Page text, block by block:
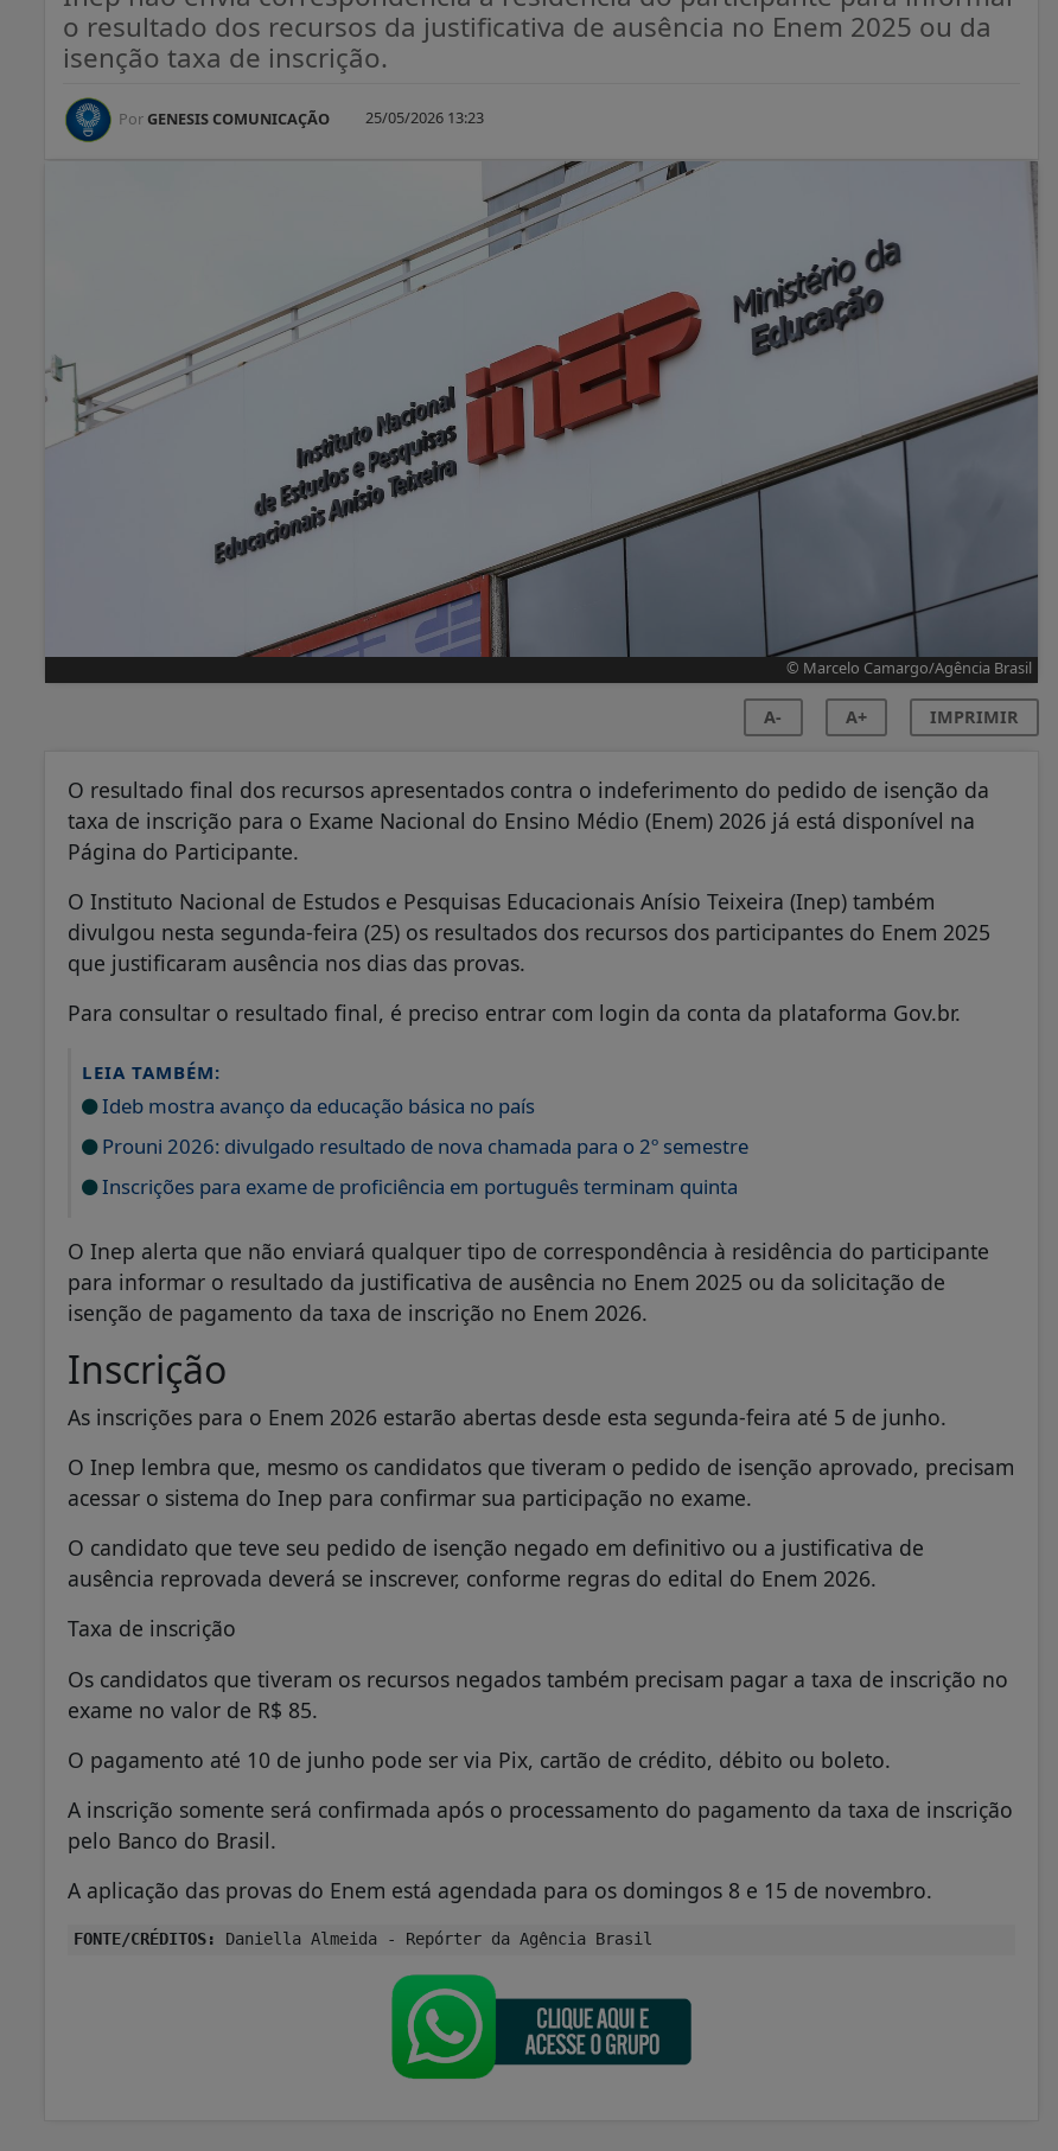
o resultado dos recursos da justificativa de ausência no Enem 2025 ou da
isenção taxa de inscrição.
Por GENESIS COMUNICAÇÃO 25/05/2026 13:23
© Marcelo Camargo/Agência Brasil
A- A+ IMPRIMIR
O resultado final dos recursos apresentados contra o indeferimento do pedido de isenção da
taxa de inscrição para o Exame Nacional do Ensino Médio (Enem) 2026 já está disponível na
Página do Participante.
O Instituto Nacional de Estudos e Pesquisas Educacionais Anísio Teixeira (Inep) também
divulgou nesta segunda-feira (25) os resultados dos recursos dos participantes do Enem 2025
que justificaram ausência nos dias das provas.
Para consultar o resultado final, é preciso entrar com login da conta da plataforma Gov.br.
LEIA TAMBÉM:
Ideb mostra avanço da educação básica no país
Prouni 2026: divulgado resultado de nova chamada para o 2º semestre
Inscrições para exame de proficiência em português terminam quinta
O Inep alerta que não enviará qualquer tipo de correspondência à residência do participante
para informar o resultado da justificativa de ausência no Enem 2025 ou da solicitação de
isenção de pagamento da taxa de inscrição no Enem 2026.
Inscrição
As inscrições para o Enem 2026 estarão abertas desde esta segunda-feira até 5 de junho.
O Inep lembra que, mesmo os candidatos que tiveram o pedido de isenção aprovado, precisam
acessar o sistema do Inep para confirmar sua participação no exame.
O candidato que teve seu pedido de isenção negado em definitivo ou a justificativa de
ausência reprovada deverá se inscrever, conforme regras do edital do Enem 2026.
Taxa de inscrição
Os candidatos que tiveram os recursos negados também precisam pagar a taxa de inscrição no
exame no valor de R$ 85.
O pagamento até 10 de junho pode ser via Pix, cartão de crédito, débito ou boleto.
A inscrição somente será confirmada após o processamento do pagamento da taxa de inscrição
pelo Banco do Brasil.
A aplicação das provas do Enem está agendada para os domingos 8 e 15 de novembro.
FONTE/CRÉDITOS: Daniella Almeida - Repórter da Agência Brasil